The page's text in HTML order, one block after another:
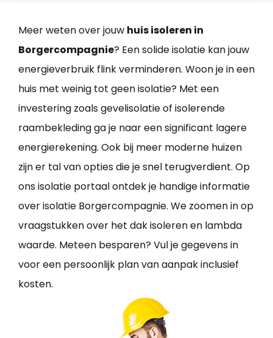
Meer weten over jouw huis isoleren in
Borgercompagnie? Een solide isolatie kan jouw
energieverbruik flink verminderen. Woon je in een
huis met weinig tot geen isolatie? Met een
investering zoals gevelisolatie of isolerende
raambekleding ga je naar een significant lagere
energierekening. Ook bij meer moderne huizen
zijn er tal van opties die je snel terugverdient. Op
ons isolatie portaal ontdek je handige informatie
over isolatie Borgercompagnie. We zoomen in op
vraagstukken over het dak isoleren en lambda
waarde. Meteen besparen? Vul je gegevens in
voor een persoonlijk plan van aanpak inclusief
kosten.